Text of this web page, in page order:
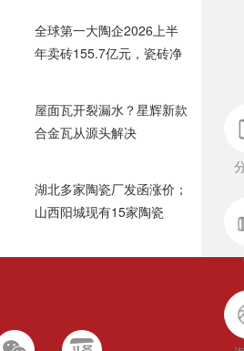
全球第一大陶企2026上半
年卖砖155.7亿元，瓷砖净
屋面瓦开裂漏水？星辉新款
合金瓦从源头解决
湖北多家陶瓷厂发函涨价；
山西阳城现有15家陶瓷